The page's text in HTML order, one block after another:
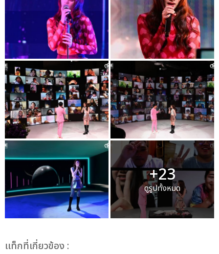
+23
ดูรูปทั้งหมด
เเท็กที่เกี่ยวข้อง :